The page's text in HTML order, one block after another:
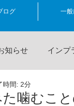
ログ 一
知らせ インプ
歯科治療に関
噛むこ
時間: 2分